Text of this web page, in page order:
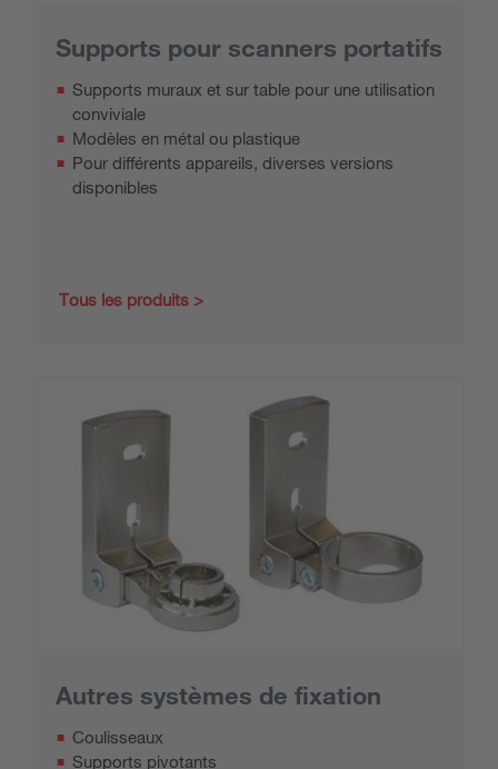
Supports pour scanners portatifs
Supports muraux et sur table pour une utilisation
conviviale
Modèles en métal ou plastique
Pour différents appareils, diverses versions
disponibles
Tous les produits
Autres systèmes de fixation
Coulisseaux
Supports pivotants